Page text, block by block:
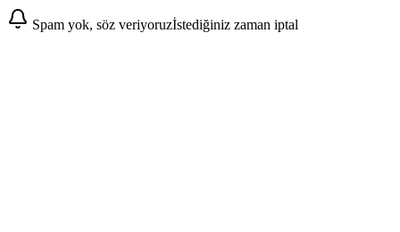
Abone Ol
Spam yok, söz veriyoruzİstediğiniz zaman iptal